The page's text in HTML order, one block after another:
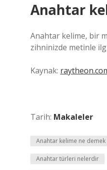
Anahtar
Anahtar kelime, bir
zihninizde metinle
Kaynak:
Tarih: Makaleler
Anahtar kelime ne
Anahtar türleri nelerdir